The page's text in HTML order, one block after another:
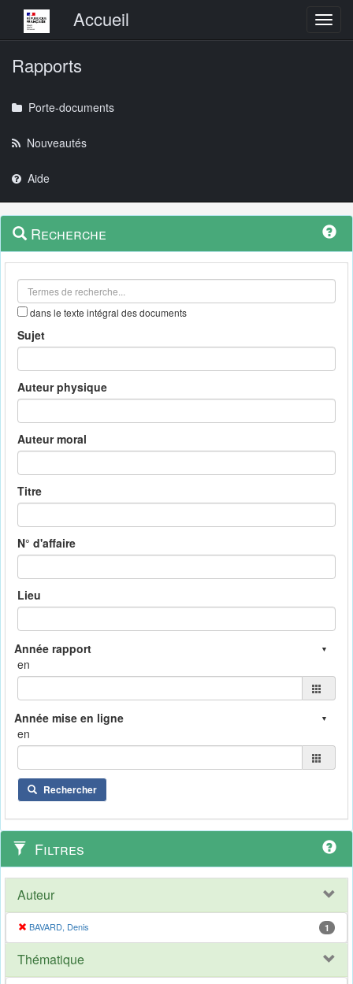
Menu principalAccueil
Rapports
Porte-documents
Nouveautés
Aide
Navigation
outils
Menu
contextuel
Recherche
dans le texte intégral des documents
Sujet
Auteur physique
Auteur moral
Titre
N° d'affaire
Lieu
en
en
Rechercher
Filtres
Auteur
BAVARD, Denis 1
Thématique